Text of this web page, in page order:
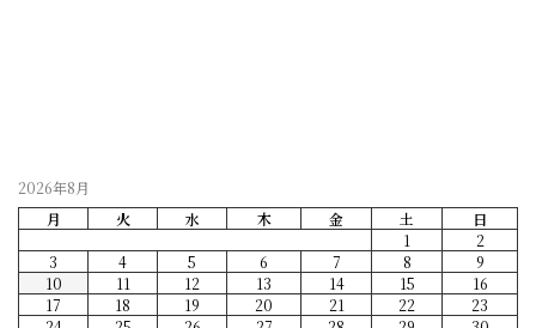
2026年8月
月
火 水 木 金 土
日
1
2
3
4 5 6 7 8
9
10
11 12 13 14 15
16
17
18 19 20 21 22
23